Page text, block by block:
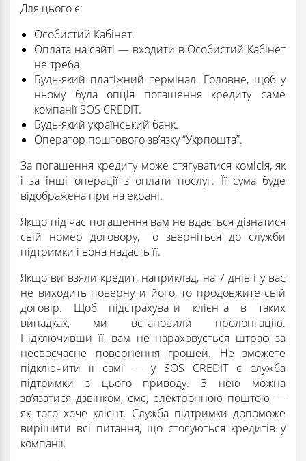
Для цього є:
Особистий Кабінет.
Оплата на сайті — входити в Особистий Кабінет
не треба.
Будь-який платіжний термінал. Головне, щоб у
ньому була опція погашення кредиту саме
компанії SOS CREDIT.
Будь-який український банк.
Оператор поштового зв’язку “Укрпошта”.
За погашення кредиту може стягуватися комісія, як
і за інші операції з оплати послуг. Її сума буде
відображена при на екрані.
Якщо під час погашення вам не вдається дізнатися
свій номер договору, то зверніться до служби
підтримки і вона надасть її.
Якщо ви взяли кредит, наприклад, на 7 днів і у вас
не виходить повернути його, то продовжите свій
договір. Щоб підстрахувати клієнта в таких
випадках, ми встановили пролонгацію.
Підключивши її, вам не нараховується штраф за
несвоєчасне повернення грошей. Не зможете
підключити її самі — у SOS CREDIT є служба
підтримки з цього приводу. З нею можна
зв’язатися дзвінком, смс, електронною поштою —
як того хоче клієнт. Служба підтримки допоможе
вирішити всі питання, що стосуються кредитів у
компанії.